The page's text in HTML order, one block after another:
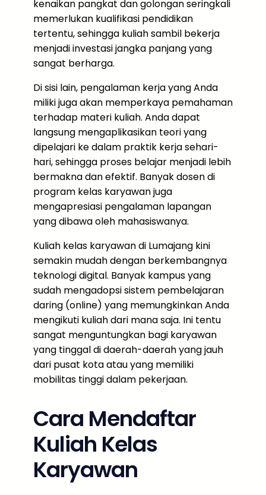
kenaikan pangkat dan golongan seringkali
memerlukan kualifikasi pendidikan
tertentu, sehingga kuliah sambil bekerja
menjadi investasi jangka panjang yang
sangat berharga.
Di sisi lain, pengalaman kerja yang Anda
miliki juga akan memperkaya pemahaman
terhadap materi kuliah. Anda dapat
langsung mengaplikasikan teori yang
dipelajari ke dalam praktik kerja sehari-
hari, sehingga proses belajar menjadi lebih
bermakna dan efektif. Banyak dosen di
program kelas karyawan juga
mengapresiasi pengalaman lapangan
yang dibawa oleh mahasiswanya.
Kuliah kelas karyawan di Lumajang kini
semakin mudah dengan berkembangnya
teknologi digital. Banyak kampus yang
sudah mengadopsi sistem pembelajaran
daring (online) yang memungkinkan Anda
mengikuti kuliah dari mana saja. Ini tentu
sangat menguntungkan bagi karyawan
yang tinggal di daerah-daerah yang jauh
dari pusat kota atau yang memiliki
mobilitas tinggi dalam pekerjaan.
Cara Mendaftar
Kuliah Kelas
Karyawan